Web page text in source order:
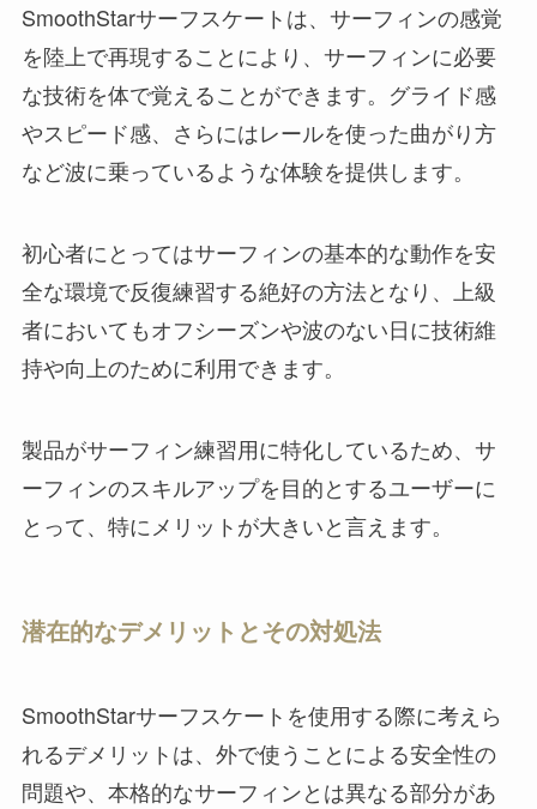
SmoothStarサーフスケートは、サーフィンの感覚
を陸上で再現することにより、サーフィンに必要
な技術を体で覚えることができます。グライド感
やスピード感、さらにはレールを使った曲がり方
など波に乗っているような体験を提供します。
初心者にとってはサーフィンの基本的な動作を安
全な環境で反復練習する絶好の方法となり、上級
者においてもオフシーズンや波のない日に技術維
持や向上のために利用できます。
製品がサーフィン練習用に特化しているため、サ
ーフィンのスキルアップを目的とするユーザーに
とって、特にメリットが大きいと言えます。
潜在的なデメリットとその対処法
SmoothStarサーフスケートを使用する際に考えら
れるデメリットは、外で使うことによる安全性の
問題や、本格的なサーフィンとは異なる部分があ